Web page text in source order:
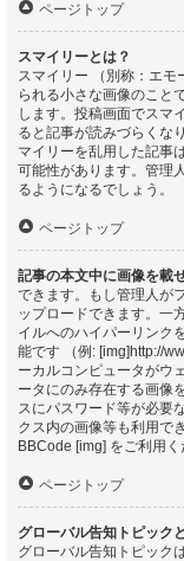
ページトップ
スマイリーとは？
スマイリー （別称：エモ
られる小さな画像のこと
します。投稿画面でスマ
ると記事が読みづらくな
マイリーを乱用した記事
可能性があります。管理
るようになるでしょう。
ページトップ
記事の本文中に画像を載
できます。もし管理人が
ップロードできます。一
イルへのハイパーリンク
能です （例: [img]http://
ーカルコンピュータがウ
ータにのみ存在する画像
スにパスワード等が必要
クス内の画像等も利用で
BBCode [img] をご利用く
ページトップ
グローバル告知トピック
グローバル告知トピック